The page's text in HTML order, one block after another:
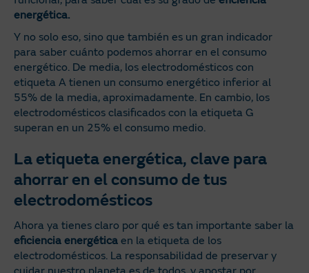
energética.
Y no solo eso, sino que también es un gran indicador
para saber cuánto podemos ahorrar en el consumo
energético. De media, los electrodomésticos con
etiqueta A tienen un consumo energético inferior al
55% de la media, aproximadamente. En cambio, los
electrodomésticos clasificados con la etiqueta G
superan en un 25% el consumo medio.
La etiqueta energética, clave para
ahorrar en el consumo de tus
electrodomésticos
Ahora ya tienes claro por qué es tan importante saber la
eficiencia energética en la etiqueta de los
electrodomésticos. La responsabilidad de preservar y